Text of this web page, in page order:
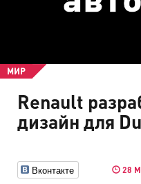
МИР
Renault
дизайн для
Вконтакте 28